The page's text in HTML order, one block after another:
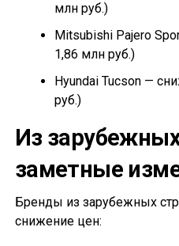
млн руб.)
Mitsubishi Pajero
1,86 млн руб.)
Hyundai Tucson —
руб.)
Из
заметные
Бренды из зарубежных
снижение цен: